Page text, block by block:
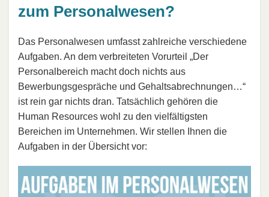
zum Personalwesen?
Das Personalwesen umfasst zahlreiche verschiedene
Aufgaben. An dem verbreiteten Vorurteil „Der
Personalbereich macht doch nichts aus
Bewerbungsgespräche und Gehaltsabrechnungen…“
ist rein gar nichts dran. Tatsächlich gehören die
Human Resources wohl zu den vielfältigsten
Bereichen im Unternehmen. Wir stellen Ihnen die
Aufgaben in der Übersicht vor: